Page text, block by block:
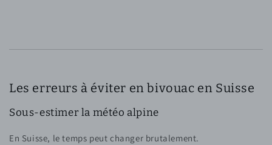
Les erreurs à éviter en bivouac en Suisse
Sous-estimer la météo alpine
En Suisse, le temps peut changer brutalement.